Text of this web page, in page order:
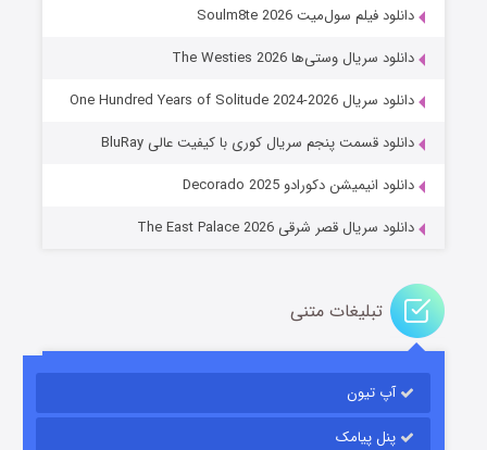
قسمت۲ (زیرنویس) منتشر شد
دانلود فیلم سول‌میت Soulm8te 2026
دانلود سریال وستی‌ها The Westies 2026
دانلود سریال One Hundred Years of Solitude 2024-2026
دانلود قسمت پنجم سریال کوری با کیفیت عالی BluRay
دانلود انیمیشن دکورادو Decorado 2025
دانلود سریال قصر شرقی The East Palace 2026
تبلیغات متنی
آپ تیون
پنل پیامک